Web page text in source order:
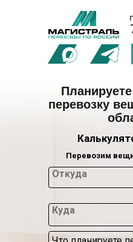
перевозку
Откуда
Куда
Перевозим вещи